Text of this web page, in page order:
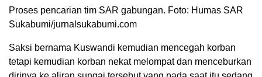
Proses pencarian tim SAR gabungan. Foto: Humas SAR
Sukabumi/jurnalsukabumi.com
Saksi bernama Kuswandi kemudian mencegah korban
tetapi kemudian korban nekat melompat dan menceburkan